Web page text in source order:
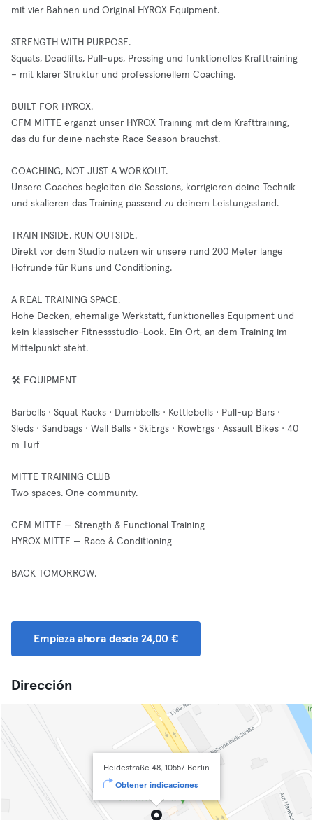
mit vier Bahnen und Original HYROX Equipment.
STRENGTH WITH PURPOSE.
Squats, Deadlifts, Pull-ups, Pressing und funktionelles Krafttraining
– mit klarer Struktur und professionellem Coaching.
BUILT FOR HYROX.
CFM MITTE ergänzt unser HYROX Training mit dem Krafttraining,
das du für deine nächste Race Season brauchst.
COACHING, NOT JUST A WORKOUT.
Unsere Coaches begleiten die Sessions, korrigieren deine Technik
und skalieren das Training passend zu deinem Leistungsstand.
TRAIN INSIDE. RUN OUTSIDE.
Direkt vor dem Studio nutzen wir unsere rund 200 Meter lange
Hofrunde für Runs und Conditioning.
A REAL TRAINING SPACE.
Hohe Decken, ehemalige Werkstatt, funktionelles Equipment und
kein klassischer Fitnessstudio-Look. Ein Ort, an dem Training im
Mittelpunkt steht.
🛠️ EQUIPMENT
Barbells · Squat Racks · Dumbbells · Kettlebells · Pull-up Bars ·
Sleds · Sandbags · Wall Balls · SkiErgs · RowErgs · Assault Bikes · 40
m Turf
MITTE TRAINING CLUB
Two spaces. One community.
CFM MITTE — Strength & Functional Training
HYROX MITTE — Race & Conditioning
BACK TOMORROW.
Empieza ahora desde 24,00 €
Dirección
Heidestraße 48, 10557 Berlin
Obtener indicaciones